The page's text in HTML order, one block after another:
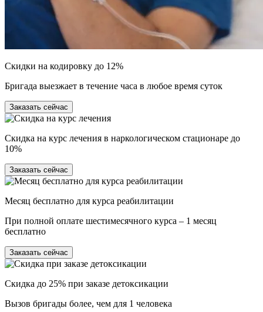
Скидки на кодировку до 12%
Бригада выезжает в течение часа в любое время суток
Заказать сейчас
Скидка на курс лечения в наркологическом стационаре до
10%
Заказать сейчас
Месяц бесплатно для курса реабилитации
При полной оплате шестимесячного курса – 1 месяц
бесплатно
Заказать сейчас
Скидка до 25% при заказе детоксикации
Вызов бригады более, чем для 1 человека